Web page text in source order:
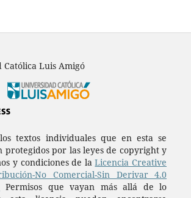
Luis Amigó
textos individuales que en esta se
protegidos por las leyes de copyright y
y condiciones de laLicencia Creative
No Comercial-Sin Derivar 4.0
Permisos que vayan más allá de lo